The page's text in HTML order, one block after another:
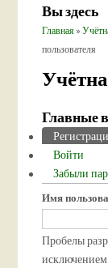
Вы здесь
Главная »
пользователя
Главные
Войти
Забыли
Имя
Пробелы
исключением